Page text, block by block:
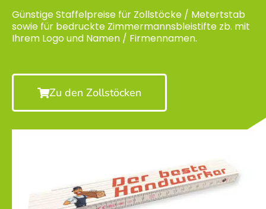
Günstige Staffelpreise für Zollstöcke / Metertstab
sowie für bedruckte Zimmermannsbleistifte zb. mit
Ihrem Logo und Namen / Firmennamen.
Zu den Zollstöcken